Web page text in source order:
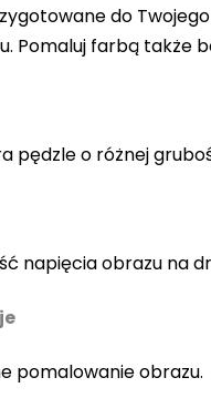
do
Pomaluj farbą także
pędzle o różnej
napięcia obrazu na
pomalowanie obrazu.